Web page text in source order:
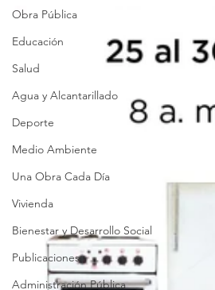
Obra Pública
Educación
Salud
Agua y Alcantarillado
Deporte
Medio Ambiente
Una Obra Cada Día
Vivienda
Bienestar y Desarrollo Social
Publicaciones
Administración Pública